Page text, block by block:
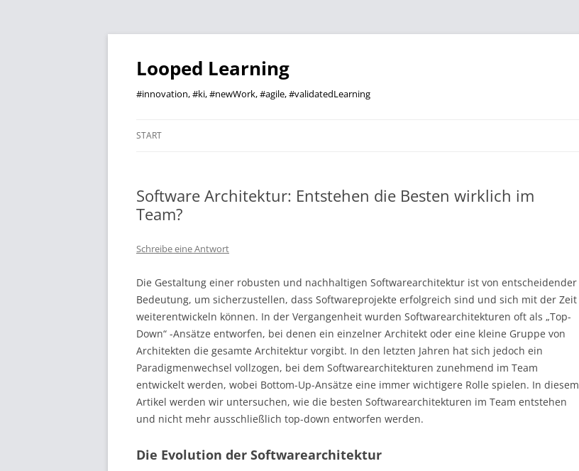
Zum
Looped Learning
#innovation, #ki, #newWork, #agile, #validatedLearning
START
Software Architektur: Entstehen die Besten wirklich im
Team?
Schreibe eine Antwort
Die Gestaltung einer robusten und nachhaltigen Softwarearchitektur ist von entscheidender
Bedeutung, um sicherzustellen, dass Softwareprojekte erfolgreich sind und sich mit der Zeit
weiterentwickeln können. In der Vergangenheit wurden Softwarearchitekturen oft als „Top-
Down“ -Ansätze entworfen, bei denen ein einzelner Architekt oder eine kleine Gruppe von
Architekten die gesamte Architektur vorgibt. In den letzten Jahren hat sich jedoch ein
Paradigmenwechsel vollzogen, bei dem Softwarearchitekturen zunehmend im Team
entwickelt werden, wobei Bottom-Up-Ansätze eine immer wichtigere Rolle spielen. In diesem
Artikel werden wir untersuchen, wie die besten Softwarearchitekturen im Team entstehen
und nicht mehr ausschließlich top-down entworfen werden.
Die Evolution der Softwarearchitektur